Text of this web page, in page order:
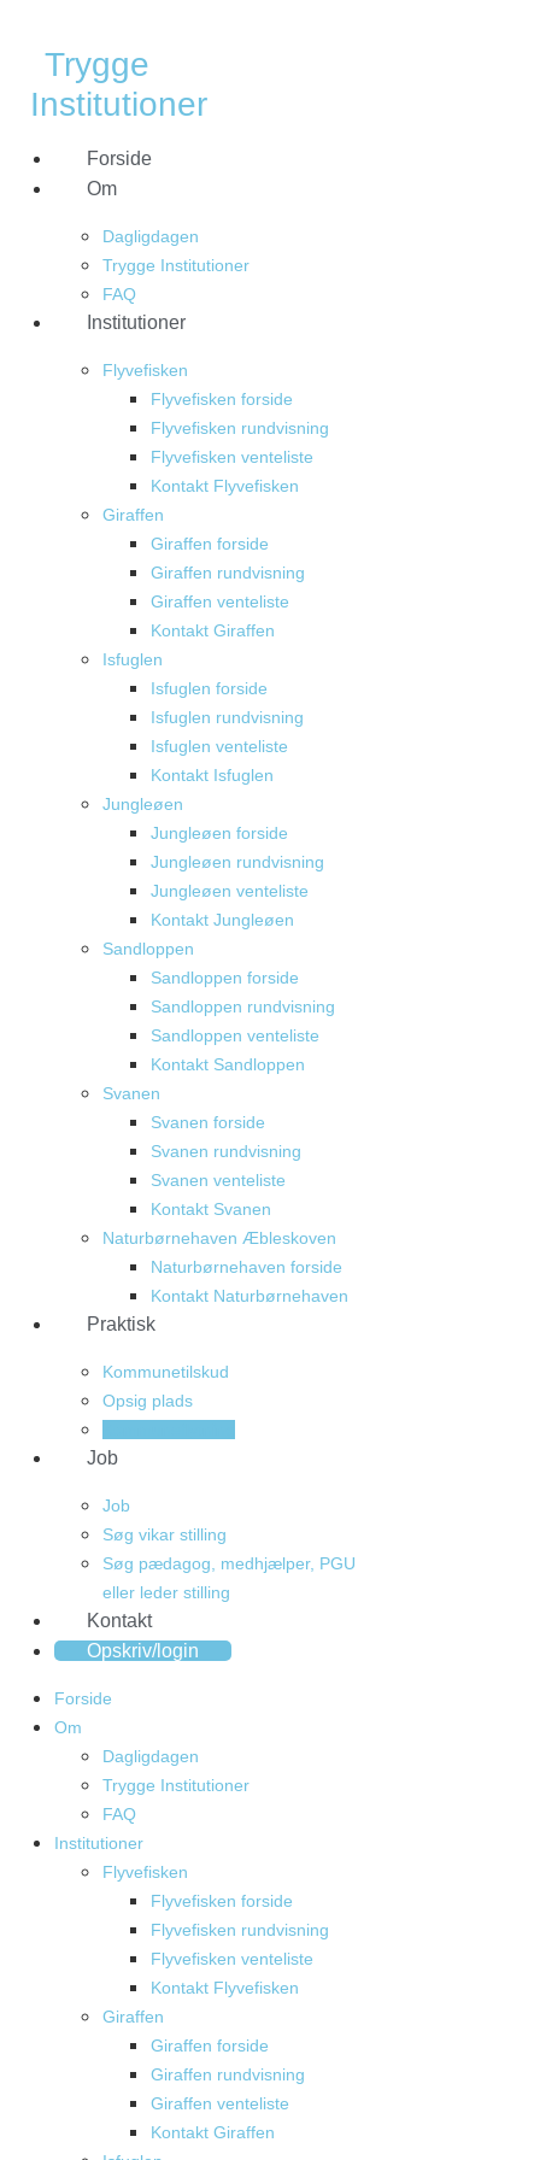
contentTrygge
Institutioner
Forside
Om
Dagligdagen
Trygge Institutioner
FAQ
Institutioner
Flyvefisken
Flyvefisken forside
Flyvefisken rundvisning
Flyvefisken venteliste
Kontakt Flyvefisken
Giraffen
Giraffen forside
Giraffen rundvisning
Giraffen venteliste
Kontakt Giraffen
Isfuglen
Isfuglen forside
Isfuglen rundvisning
Isfuglen venteliste
Kontakt Isfuglen
Jungleøen
Jungleøen forside
Jungleøen rundvisning
Jungleøen venteliste
Kontakt Jungleøen
Sandloppen
Sandloppen forside
Sandloppen rundvisning
Sandloppen venteliste
Kontakt Sandloppen
Svanen
Svanen forside
Svanen rundvisning
Svanen venteliste
Kontakt Svanen
Naturbørnehaven Æbleskoven
Naturbørnehaven forside
Kontakt Naturbørnehaven
Praktisk
Kommunetilskud
Opsig plads
Job
Job
Søg vikar stilling
Søg pædagog, medhjælper, PGU
eller leder stilling
Kontakt
Opskriv/login
Forside
Om
Dagligdagen
Trygge Institutioner
FAQ
Institutioner
Flyvefisken
Flyvefisken forside
Flyvefisken rundvisning
Flyvefisken venteliste
Kontakt Flyvefisken
Giraffen
Giraffen forside
Giraffen rundvisning
Giraffen venteliste
Kontakt Giraffen